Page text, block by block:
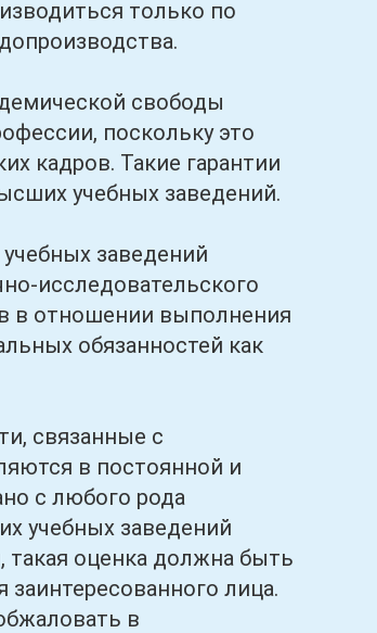
только по
свободы
поскольку это
кадров. Такие гарантии
учебных заведений.
заведений
исследовательского
в отношении выполнения
обязанностей как
связанные с
в постоянной и
с любого рода
учебных заведений
такая оценка должна быть
лица.
в